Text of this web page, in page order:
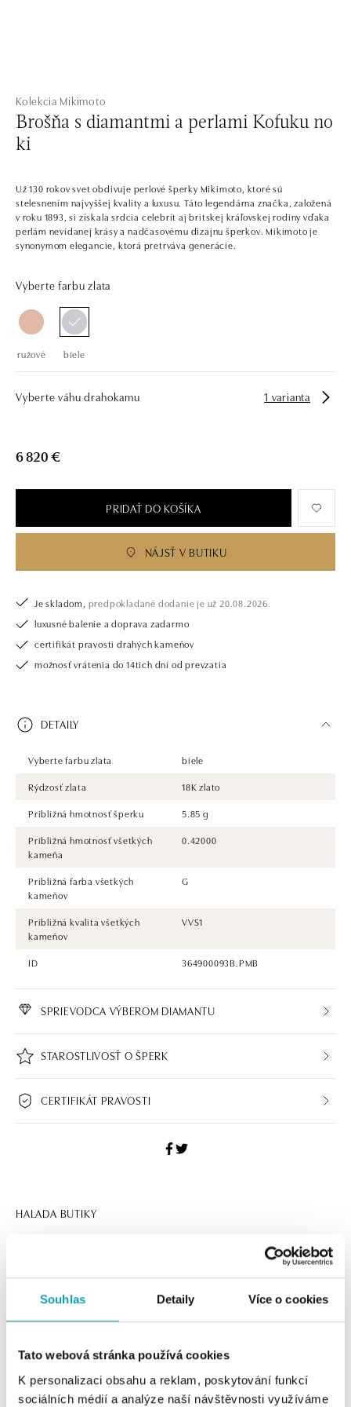
Souhlas Detaily Více o cookies
Tato webová stránka používá cookies
K personalizaci obsahu a reklam, poskytování funkcí
sociálních médií a analýze naší návštěvnosti využíváme
Kolekcia Mikimoto
Brošňa s diamantmi a perlami Kofuku no
ki
Už 130 rokov svet obdivuje perlové šperky Mikimoto, ktoré sú
stelesnením najvyššej kvality a luxusu. Táto legendárna značka, založená
v roku 1893, si získala srdcia celebrít aj britskej kráľovskej rodiny vďaka
perlám nevídanej krásy a nadčasovému dizajnu šperkov. Mikimoto je
synonymom elegancie, ktorá pretrváva generácie.
Vyberte farbu zlata
ružové biele
Vyberte váhu drahokamu 1 varianta
6 820 €
PRIDAŤ DO KOŠÍKA
NÁJSŤ V BUTIKU
Je skladom, predpokladané dodanie je už 20.08.2026.
luxusné balenie a doprava zadarmo
certifikát pravosti drahých kameňov
možnosť vrátenia do 14tich dní od prevzatia
DETAILY
Vyberte farbu zlata
biele
Rýdzosť zlata
18K zlato
Približná hmotnosť šperku
5.85 g
Približná hmotnosť všetkých
kameňa
0.42000
Približná farba všetkých
kameňov
G
Približná kvalita všetkých
kameňov
VVS1
ID 364900093B.PMB
SPRIEVODCA VÝBEROM DIAMANTU
STAROSTLIVOSŤ O ŠPERK
CERTIFIKÁT PRAVOSTI
HALADA BUTIKY